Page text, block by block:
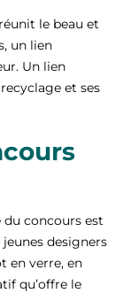
le beau et
un lien
Un lien
et ses
concours est
jeunes designers
en verre, en
qu’offre le